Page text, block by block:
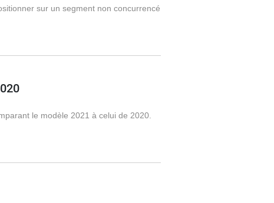
sur un segment non concurrencé
le modèle 2021 à celui de 2020.